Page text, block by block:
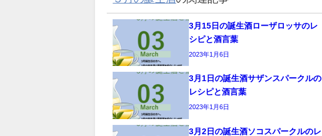
3月15日の誕生酒ローザロッサのレ
シピと酒言葉
2023年1月6日
3月1日の誕生酒サザンスパークルの
レシピと酒言葉
2023年1月6日
3月2日の誕生酒ソコスパークルのレ